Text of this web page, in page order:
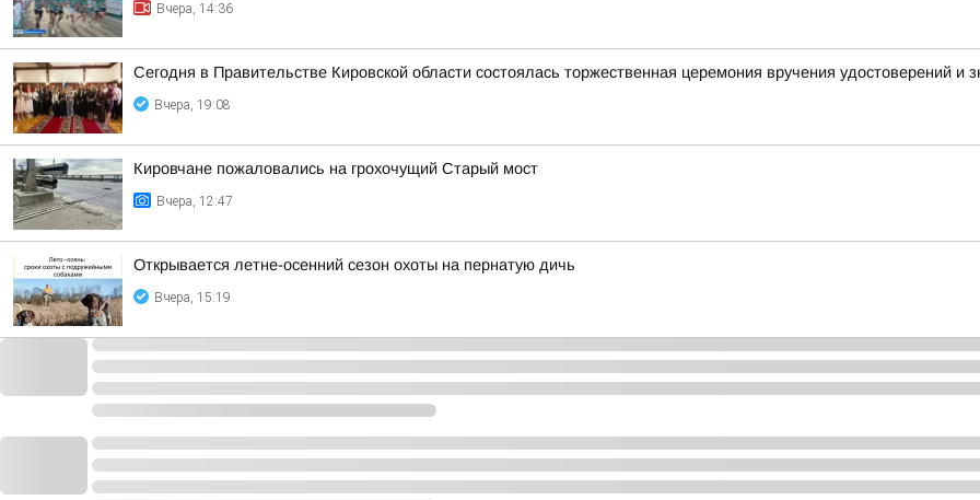
Вчера, 14:36
Сегодня в Правительстве Кировской области состоялась торжественная церемония вручения удостоверений и
Вчера, 19:08
Кировчане пожаловались на грохочущий Старый мост
Вчера, 12:47
Открывается летне-осенний сезон охоты на пернатую дичь
Вчера, 15:19